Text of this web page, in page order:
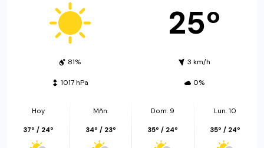
25º
81% 3 km/h
1017 hPa 0%
Hoy
37º / 24º
Mñn.
34º / 23º
Dom. 9
35º / 24º
Lun. 10
35º / 24º